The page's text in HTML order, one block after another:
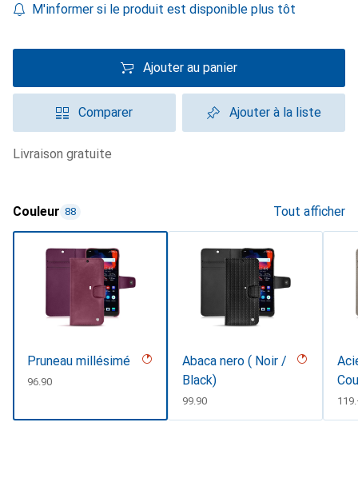
M'informer si le produit est disponible plus tôt
Ajouter au panier
Comparer Ajouter à la liste
livraison gratuite
Couleur 88 Tout afficher
Pruneau millésimé
CHF
96.90
Abaca nero ( Noir /
Black)
CHF
99.90 CHF